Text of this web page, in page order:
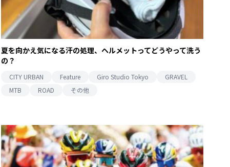
夏を向かえ気になる汗の処理、ヘルメットってどうやって洗う
の？
CITY URBAN Feature Giro Studio Tokyo
GRAVEL
MTB
ROAD その他